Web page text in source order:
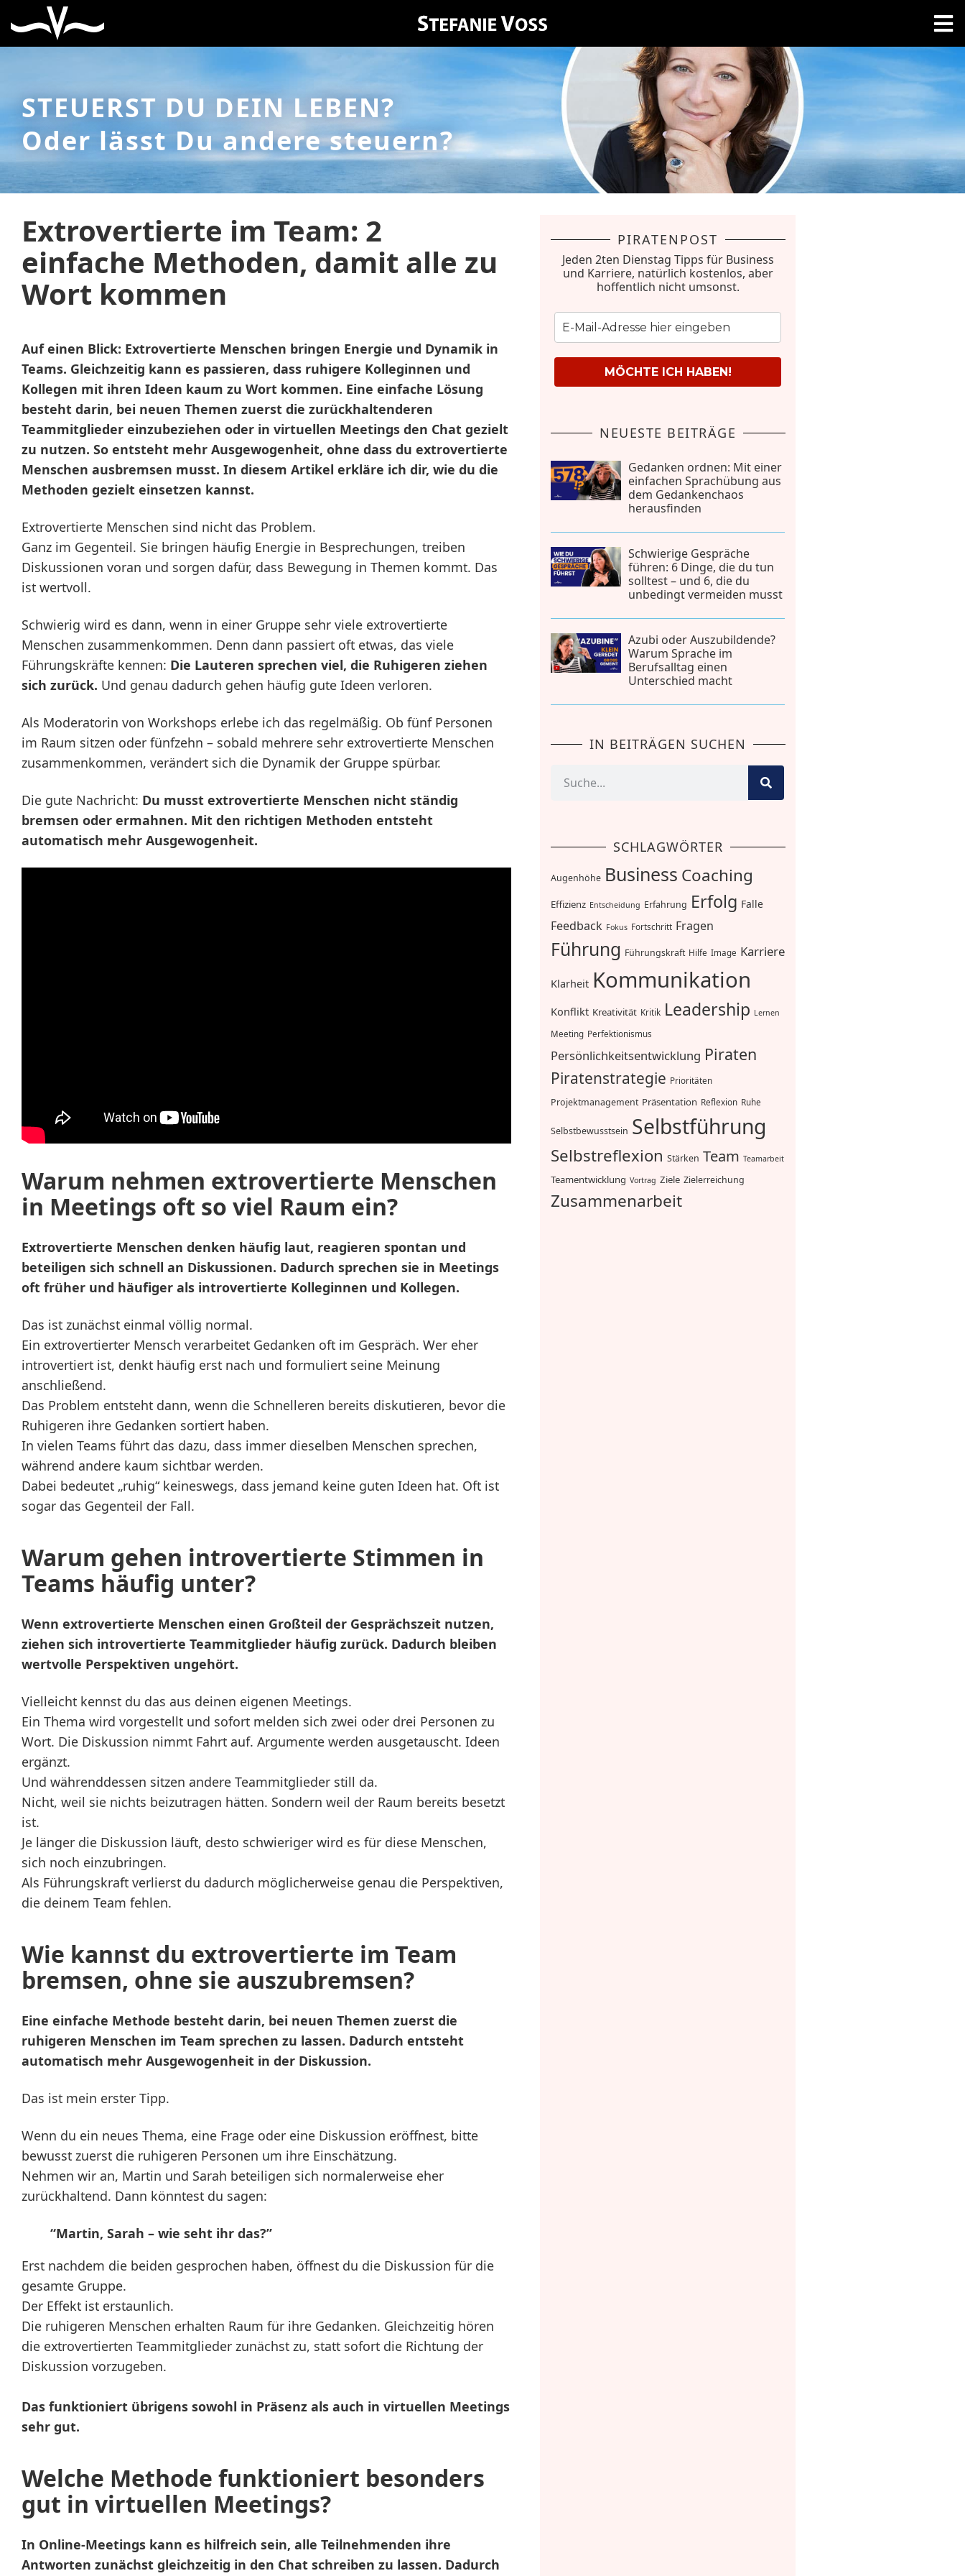
STEUERST DU DEIN LEBEN?
Oder lässt Du andere steuern?
Extrovertierte im Team: 2
einfache Methoden, damit alle zu
Wort kommen
Auf einen Blick: Extrovertierte Menschen bringen Energie und Dynamik in
Teams. Gleichzeitig kann es passieren, dass ruhigere Kolleginnen und
Kollegen mit ihren Ideen kaum zu Wort kommen. Eine einfache Lösung
besteht darin, bei neuen Themen zuerst die zurückhaltenderen
Teammitglieder einzubeziehen oder in virtuellen Meetings den Chat gezielt
zu nutzen. So entsteht mehr Ausgewogenheit, ohne dass du extrovertierte
Menschen ausbremsen musst. In diesem Artikel erkläre ich dir, wie du die
Methoden gezielt einsetzen kannst.
Extrovertierte Menschen sind nicht das Problem.
Ganz im Gegenteil. Sie bringen häufig Energie in Besprechungen, treiben
Diskussionen voran und sorgen dafür, dass Bewegung in Themen kommt. Das
ist wertvoll.
Schwierig wird es dann, wenn in einer Gruppe sehr viele extrovertierte
Menschen zusammenkommen. Denn dann passiert oft etwas, das viele
Führungskräfte kennen: Die Lauteren sprechen viel, die Ruhigeren ziehen
sich zurück. Und genau dadurch gehen häufig gute Ideen verloren.
Als Moderatorin von Workshops erlebe ich das regelmäßig. Ob fünf Personen
im Raum sitzen oder fünfzehn – sobald mehrere sehr extrovertierte Menschen
zusammenkommen, verändert sich die Dynamik der Gruppe spürbar.
Die gute Nachricht: Du musst extrovertierte Menschen nicht ständig
bremsen oder ermahnen. Mit den richtigen Methoden entsteht
automatisch mehr Ausgewogenheit.
Warum nehmen extrovertierte Menschen
in Meetings oft so viel Raum ein?
Extrovertierte Menschen denken häufig laut, reagieren spontan und
beteiligen sich schnell an Diskussionen. Dadurch sprechen sie in Meetings
oft früher und häufiger als introvertierte Kolleginnen und Kollegen.
Das ist zunächst einmal völlig normal.
Ein extrovertierter Mensch verarbeitet Gedanken oft im Gespräch. Wer eher
introvertiert ist, denkt häufig erst nach und formuliert seine Meinung
anschließend.
Das Problem entsteht dann, wenn die Schnelleren bereits diskutieren, bevor die
Ruhigeren ihre Gedanken sortiert haben.
In vielen Teams führt das dazu, dass immer dieselben Menschen sprechen,
während andere kaum sichtbar werden.
Dabei bedeutet „ruhig“ keineswegs, dass jemand keine guten Ideen hat. Oft ist
sogar das Gegenteil der Fall.
Warum gehen introvertierte Stimmen in
Teams häufig unter?
Wenn extrovertierte Menschen einen Großteil der Gesprächszeit nutzen,
ziehen sich introvertierte Teammitglieder häufig zurück. Dadurch bleiben
wertvolle Perspektiven ungehört.
Vielleicht kennst du das aus deinen eigenen Meetings.
Ein Thema wird vorgestellt und sofort melden sich zwei oder drei Personen zu
Wort. Die Diskussion nimmt Fahrt auf. Argumente werden ausgetauscht. Ideen
ergänzt.
Und währenddessen sitzen andere Teammitglieder still da.
Nicht, weil sie nichts beizutragen hätten. Sondern weil der Raum bereits besetzt
ist.
Je länger die Diskussion läuft, desto schwieriger wird es für diese Menschen,
sich noch einzubringen.
Als Führungskraft verlierst du dadurch möglicherweise genau die Perspektiven,
die deinem Team fehlen.
Wie kannst du extrovertierte im Team
bremsen, ohne sie auszubremsen?
Eine einfache Methode besteht darin, bei neuen Themen zuerst die
ruhigeren Menschen im Team sprechen zu lassen. Dadurch entsteht
automatisch mehr Ausgewogenheit in der Diskussion.
Das ist mein erster Tipp.
Wenn du ein neues Thema, eine Frage oder eine Diskussion eröffnest, bitte
bewusst zuerst die ruhigeren Personen um ihre Einschätzung.
Nehmen wir an, Martin und Sarah beteiligen sich normalerweise eher
zurückhaltend. Dann könntest du sagen:
“Martin, Sarah – wie seht ihr das?”
Erst nachdem die beiden gesprochen haben, öffnest du die Diskussion für die
gesamte Gruppe.
Der Effekt ist erstaunlich.
Die ruhigeren Menschen erhalten Raum für ihre Gedanken. Gleichzeitig hören
die extrovertierten Teammitglieder zunächst zu, statt sofort die Richtung der
Diskussion vorzugeben.
Das funktioniert übrigens sowohl in Präsenz als auch in virtuellen Meetings
sehr gut.
Welche Methode funktioniert besonders
gut in virtuellen Meetings?
In Online-Meetings kann es hilfreich sein, alle Teilnehmenden ihre
Antworten zunächst gleichzeitig in den Chat schreiben zu lassen. Dadurch
PIRATENPOST
Jeden 2ten Dienstag Tipps für Business
und Karriere, natürlich kostenlos, aber
hoffentlich nicht umsonst.
MÖCHTE ICH HABEN!
NEUESTE BEITRÄGE
Gedanken ordnen: Mit einer
einfachen Sprachübung aus
dem Gedankenchaos
herausfinden
Schwierige Gespräche
führen: 6 Dinge, die du tun
solltest – und 6, die du
unbedingt vermeiden musst
Azubi oder Auszubildende?
Warum Sprache im
Berufsalltag einen
Unterschied macht
IN BEITRÄGEN SUCHEN
SCHLAGWÖRTER
Augenhöhe Business Coaching
Effizienz Entscheidung Erfahrung Erfolg Falle
Feedback Fokus Fortschritt Fragen
Führung Führungskraft Hilfe Image Karriere
Klarheit Kommunikation
Konflikt Kreativität Kritik Leadership Lernen
Meeting Perfektionismus
Persönlichkeitsentwicklung Piraten
Piratenstrategie Prioritäten
Projektmanagement Präsentation Reflexion Ruhe
Selbstbewusstsein Selbstführung
Selbstreflexion Stärken Team Teamarbeit
Teamentwicklung Vortrag Ziele Zielerreichung
Zusammenarbeit